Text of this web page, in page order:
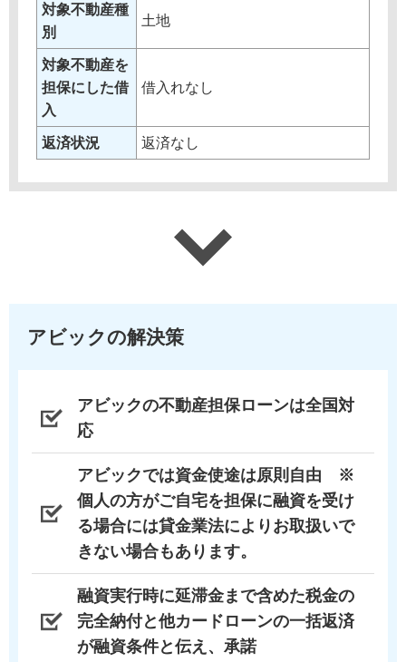
対象不動産種
別
土地
対象不動産を
担保にした借
入
借入れなし
返済状況 返済なし
アビックの解決策
アビックの不動産担保ローンは全国対
応
アビックでは資金使途は原則自由 ※
個人の方がご自宅を担保に融資を受け
る場合には貸金業法によりお取扱いで
きない場合もあります。
融資実行時に延滞金まで含めた税金の
完全納付と他カードローンの一括返済
が融資条件と伝え、承諾